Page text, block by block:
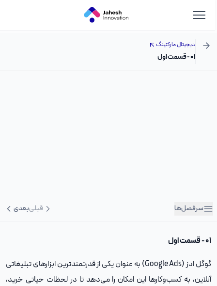
دیجیتال مارکتینگ
۰۱ - قسمت اول
سرفصل‌ها قبلیبعدی
۰۱ - قسمت اول
گوگل ادز (Google Ads) به عنوان یکی از قدرتمندترین ابزارهای تبلیغاتی
آنلاین، به کسب‌وکارها این امکان را می‌دهد تا در لحظات حیاتی خرید،